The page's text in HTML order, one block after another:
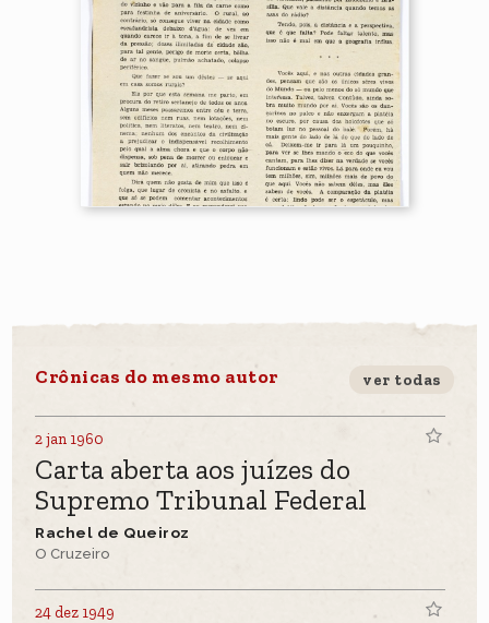
Crônicas do mesmo autor ver todas
2 jan 1960
Carta aberta aos juízes do
Supremo Tribunal Federal
Rachel de Queiroz
O Cruzeiro
24 dez 1949